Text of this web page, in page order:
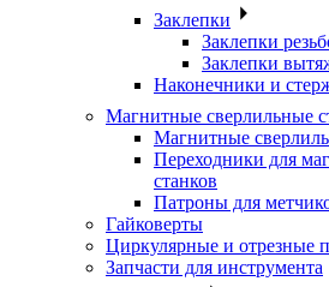
Заклепки
Заклепки
Заклепки
Наконечники и
Магнитные сверлильные
Магнитные
Переходники для
станков
Патроны для
Гайковерты
Циркулярные и отрезные
Запчасти для инструмента